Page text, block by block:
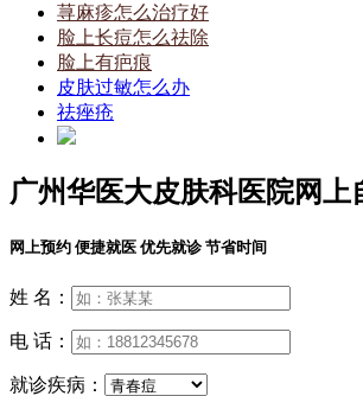
荨麻疹怎么治疗好
脸上长痘怎么祛除
脸上有疤痕
皮肤过敏怎么办
祛痤疮
广州华医大皮肤科医院网上
网上预约 便捷就医 优先就诊 节省时间
姓 名：
电 话：
就诊疾病：